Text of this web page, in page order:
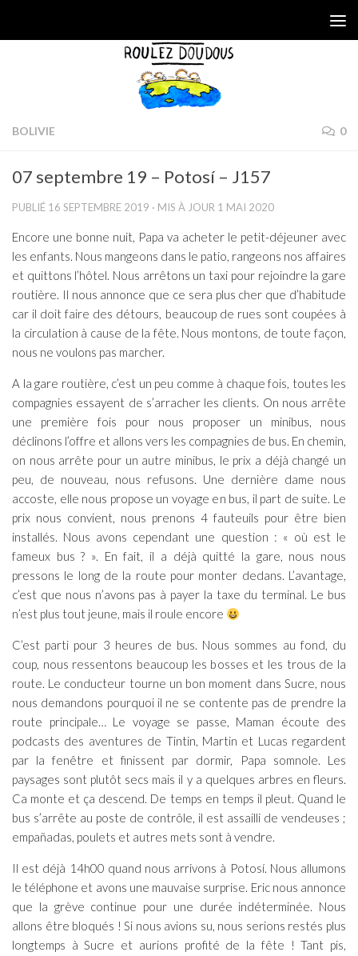
BOLIVIE 0
07 septembre 19 – Potosí – J157
PUBLIÉ 16 SEPTEMBRE 2019 · MIS À JOUR 1 MAI 2020
Encore une bonne nuit, Papa va acheter le petit-déjeuner avec
les enfants. Nous mangeons dans le patio, rangeons nos affaires
et quittons l’hôtel. Nous arrêtons un taxi pour rejoindre la gare
routière. Il nous annonce que ce sera plus cher que d’habitude
car il doit faire des détours, beaucoup de rues sont coupées à
la circulation à cause de la fête. Nous montons, de toute façon,
nous ne voulons pas marcher.
A la gare routière, c’est un peu comme à chaque fois, toutes les
compagnies essayent de s’arracher les clients. On nous arrête
une première fois pour nous proposer un minibus, nous
déclinons l’offre et allons vers les compagnies de bus. En chemin,
on nous arrête pour un autre minibus, le prix a déjà changé un
peu, de nouveau, nous refusons. Une dernière dame nous
accoste, elle nous propose un voyage en bus, il part de suite. Le
prix nous convient, nous prenons 4 fauteuils pour être bien
installés. Nous avons cependant une question : « où est le
fameux bus ? ». En fait, il a déjà quitté la gare, nous nous
pressons le long de la route pour monter dedans. L’avantage,
c’est que nous n’avons pas à payer la taxe du terminal. Le bus
n’est plus tout jeune, mais il roule encore
C’est parti pour 3 heures de bus. Nous sommes au fond, du
coup, nous ressentons beaucoup les bosses et les trous de la
route. Le conducteur tourne un bon moment dans Sucre, nous
nous demandons pourquoi il ne se contente pas de prendre la
route principale… Le voyage se passe, Maman écoute des
podcasts des aventures de Tintin, Martin et Lucas regardent
par la fenêtre et finissent par dormir, Papa somnole. Les
paysages sont plutôt secs mais il y a quelques arbres en fleurs.
Ca monte et ça descend. De temps en temps il pleut. Quand le
bus s’arrête au poste de contrôle, il est assailli de vendeuses ;
empañadas, poulets et autres mets sont à vendre.
Il est déjà 14h00 quand nous arrivons à Potosí. Nous allumons
le téléphone et avons une mauvaise surprise. Eric nous annonce
que la grève continue pour une durée indéterminée. Nous
allons être bloqués ! Si nous avions su, nous serions restés plus
longtemps à Sucre et aurions profité de la fête ! Tant pis,